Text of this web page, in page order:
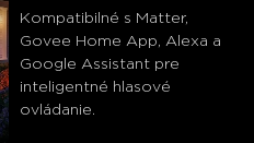
Kompatibilné s Matter,
Govee Home App, Alexa a
Google Assistant pre
inteligentné hlasové
ovládanie.
Negatívne
recenzií